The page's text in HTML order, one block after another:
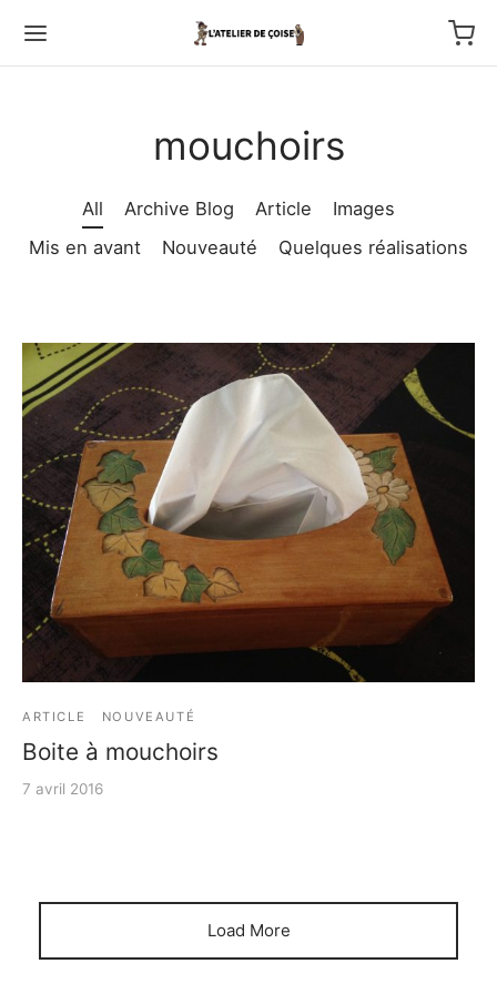
mouchoirs
All Archive Blog Article
Images
Mis en avant
Nouveauté Quelques réalisations
ARTICLE NOUVEAUTÉ
Boite à mouchoirs
7 avril 2016
Load More
au couteau
haut relief
bosse